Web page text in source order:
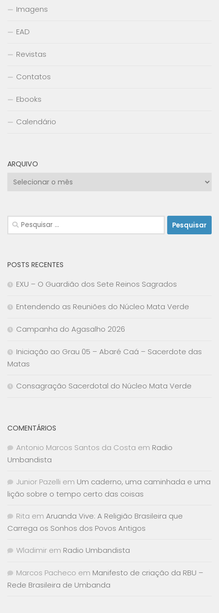
Imagens
EAD
Revistas
Contatos
Ebooks
Calendário
ARQUIVO
Arquivo
Pesquisar
por:
POSTS RECENTES
EXU – O Guardião dos Sete Reinos Sagrados
Entendendo as Reuniões do Núcleo Mata Verde
Campanha do Agasalho 2026
Iniciação ao Grau 05 – Abaré Caá – Sacerdote das
Matas
Consagração Sacerdotal do Núcleo Mata Verde
COMENTÁRIOS
Antonio Marcos Santos da Costa em Radio
Umbandista
Junior Pazelli em Um caderno, uma caminhada e uma
lição sobre o tempo certo das coisas
Rita em Aruanda Vive: A Religião Brasileira que
Carrega os Sonhos dos Povos Antigos
Wladimir em Radio Umbandista
Marcos Pacheco em Manifesto de criação da RBU –
Rede Brasileira de Umbanda